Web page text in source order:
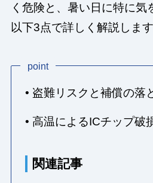
く危険と、暑い日に特に気
以下3点で詳しく解説します
point
• 盗難リスクと補償の落
• 高温によるICチップ破
関連記事